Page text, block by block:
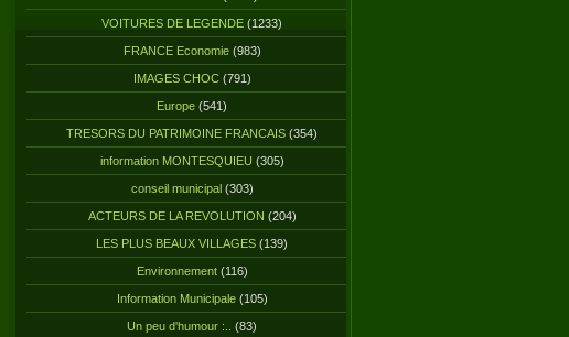
VOITURES DE LEGENDE (1233)
FRANCE Economie(983)
IMAGES CHOC(791)
Europe (541)
TRESORS DU PATRIMOINE FRANCAIS (354)
information MONTESQUIEU (305)
conseil municipal(303)
ACTEURS DE LA REVOLUTION (204)
LES PLUS BEAUX VILLAGES (139)
Environnement(116)
Information Municipale(105)
Un peu d'humour :.. (83)